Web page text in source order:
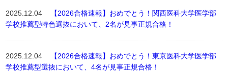
2025.12.04
【2026合格速報】おめでとう！関西医科大学医学部
学校推薦型特色選抜において、2名が見事正規合格！
2025.12.04
【2026合格速報】おめでとう！東京医科大学医学部
学校推薦型選抜において、4名が見事正規合格！